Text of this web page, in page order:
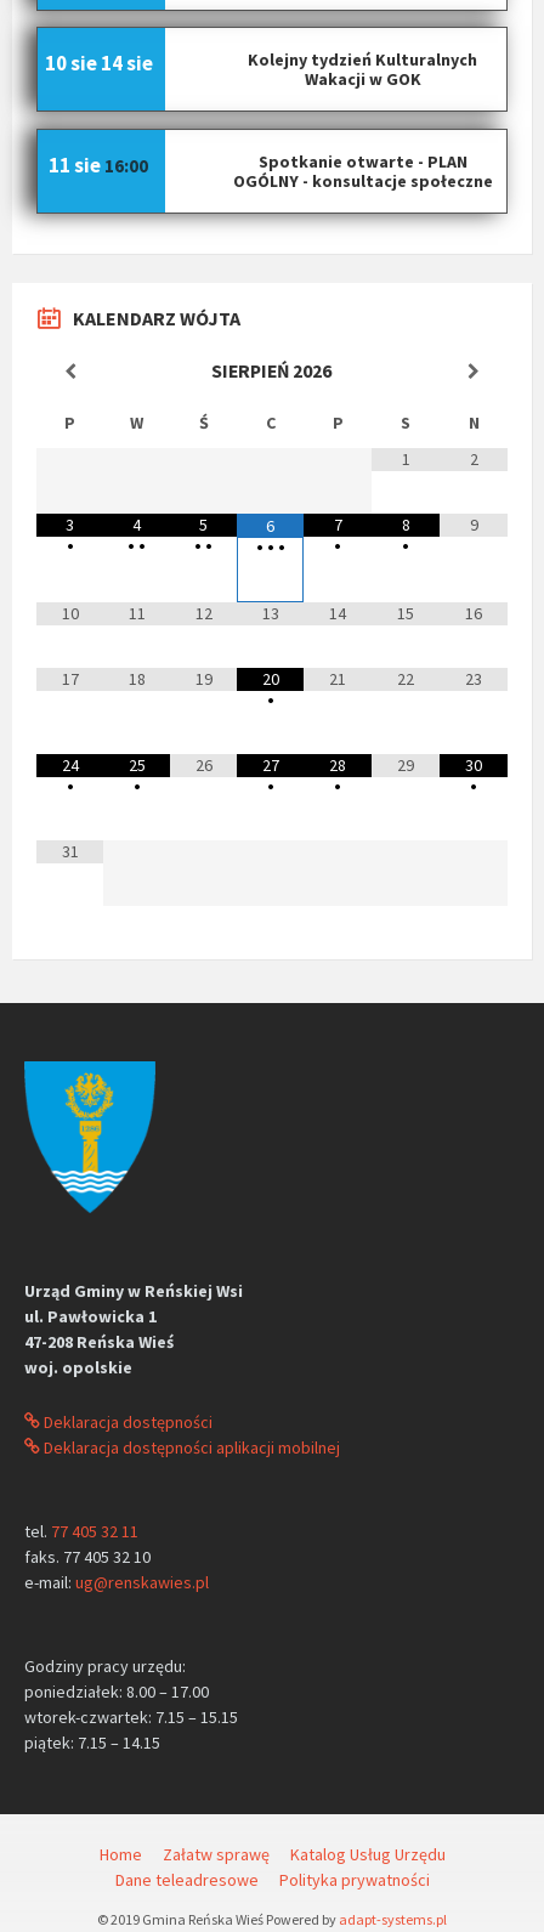
Kolejny tydzień Kulturalnych
Wakacji w GOK
10 sie 14 sie
Spotkanie otwarte - PLAN
OGÓLNY - konsultacje społeczne
11 sie 16:00
KALENDARZ WÓJTA
SIERPIEŃ 2026
P W Ś C P S
N
1
2
3
•
4
• •
5
• •
6
• • •
7
•
8
•
9
10 11 12 13 14 15 16
17 18 19
20
•
21 22 23
24
•
25
•
26
27
•
28
•
29
30
•
31
Urząd Gminy w Reńskiej Wsi
ul. Pawłowicka 1
47-208 Reńska Wieś
woj. opolskie
Deklaracja dostępności
Deklaracja dostępności aplikacji mobilnej
tel. 77 405 32 11
faks. 77 405 32 10
e-mail: ug@renskawies.pl
Godziny pracy urzędu:
poniedziałek: 8.00 – 17.00
wtorek-czwartek: 7.15 – 15.15
piątek: 7.15 – 14.15
Home Załatw sprawę
Katalog Usług Urzędu
Dane teleadresowe
Polityka prywatności
© 2019 Gmina Reńska Wieś Powered by adapt-systems.pl